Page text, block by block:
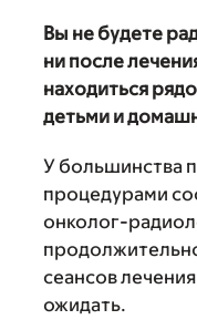
Вы не будете
ни после
находиться
детьми и
У большинства
процедурами
онколог-
сеансов
ожидать.